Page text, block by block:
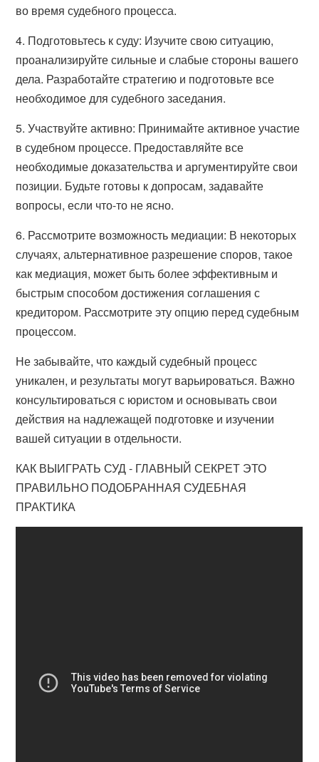
во время судебного процесса.
4. Подготовьтесь к суду: Изучите свою ситуацию,
проанализируйте сильные и слабые стороны вашего
дела. Разработайте стратегию и подготовьте все
необходимое для судебного заседания.
5. Участвуйте активно: Принимайте активное участие
в судебном процессе. Предоставляйте все
необходимые доказательства и аргументируйте свои
позиции. Будьте готовы к допросам, задавайте
вопросы, если что-то не ясно.
6. Рассмотрите возможность медиации: В некоторых
случаях, альтернативное разрешение споров, такое
как медиация, может быть более эффективным и
быстрым способом достижения соглашения с
кредитором. Рассмотрите эту опцию перед судебным
процессом.
Не забывайте, что каждый судебный процесс
уникален, и результаты могут варьироваться. Важно
консультироваться с юристом и основывать свои
действия на надлежащей подготовке и изучении
вашей ситуации в отдельности.
КАК ВЫИГРАТЬ СУД - ГЛАВНЫЙ СЕКРЕТ ЭТО
ПРАВИЛЬНО ПОДОБРАННАЯ СУДЕБНАЯ
ПРАКТИКА